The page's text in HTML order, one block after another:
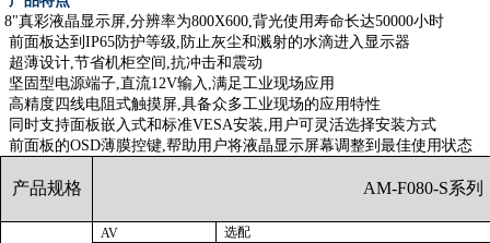
8"真彩液晶显示屏 分辨率为800X600, 背光使用寿命长达50000小时
前面板达到 IP65防护等级 防止灰尘和溅射的水滴进入显示器
超薄设计 节省机柜空间 抗冲击和震动
坚固型电源端子 直流12V输入 满足工业现场应用
高精度四线电阻式触摸屏 具备众多工业现场的应用特性
同时支持面板嵌入式和标准VESA安装 用户可灵活选择安装方式
前面板的OSD薄膜控键 帮助用户将液晶显示屏幕调整到最佳使用状态
产品规格 AM-F080-S系列
AV
选配